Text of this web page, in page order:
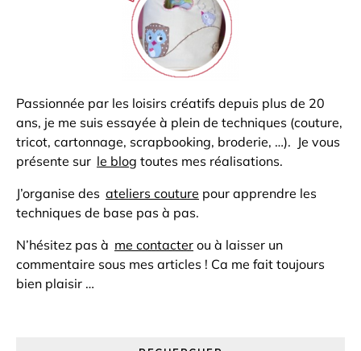
Passionnée par les loisirs créatifs depuis plus de 20
ans, je me suis essayée à plein de techniques (couture,
tricot, cartonnage, scrapbooking, broderie, …). Je vous
présente sur le blog toutes mes réalisations.
J’organise des ateliers couture pour apprendre les
techniques de base pas à pas.
N’hésitez pas à me contacter ou à laisser un
commentaire sous mes articles ! Ca me fait toujours
bien plaisir …